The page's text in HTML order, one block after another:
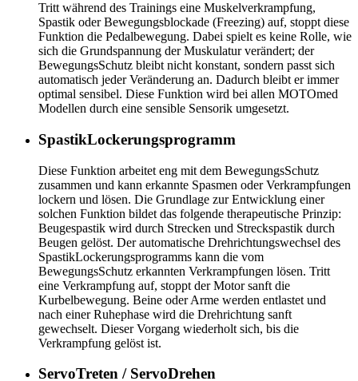
Tritt während des Trainings eine Muskelverkrampfung,
Spastik oder Bewegungsblockade (Freezing) auf, stoppt diese
Funktion die Pedalbewegung. Dabei spielt es keine Rolle, wie
sich die Grundspannung der Muskulatur verändert; der
BewegungsSchutz bleibt nicht konstant, sondern passt sich
automatisch jeder Veränderung an. Dadurch bleibt er immer
optimal sensibel. Diese Funktion wird bei allen MOTOmed
Modellen durch eine sensible Sensorik umgesetzt.
SpastikLockerungsprogramm
Diese Funktion arbeitet eng mit dem BewegungsSchutz
zusammen und kann erkannte Spasmen oder Verkrampfungen
lockern und lösen. Die Grundlage zur Entwicklung einer
solchen Funktion bildet das folgende therapeutische Prinzip:
Beugespastik wird durch Strecken und Streckspastik durch
Beugen gelöst. Der automatische Drehrichtungswechsel des
SpastikLockerungsprogramms kann die vom
BewegungsSchutz erkannten Verkrampfungen lösen. Tritt
eine Verkrampfung auf, stoppt der Motor sanft die
Kurbelbewegung. Beine oder Arme werden entlastet und
nach einer Ruhephase wird die Drehrichtung sanft
gewechselt. Dieser Vorgang wiederholt sich, bis die
Verkrampfung gelöst ist.
ServoTreten / ServoDrehen